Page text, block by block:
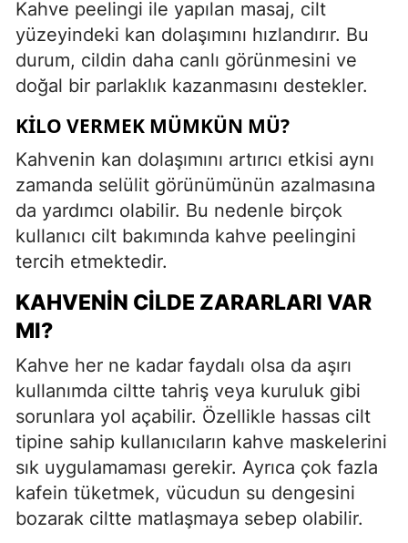
Kahve peelingi ile yapılan masaj, cilt
yüzeyindeki kan dolaşımını hızlandırır. Bu
durum, cildin daha canlı görünmesini ve
doğal bir parlaklık kazanmasını destekler.
KILO VERMEK MÜMKÜN MÜ?
Kahvenin kan dolaşımını artırıcı etkisi aynı
zamanda selülit görünümünün azalmasına
da yardımcı olabilir. Bu nedenle birçok
kullanıcı cilt bakımında kahve peelingini
tercih etmektedir.
KAHVENIN CILDE ZARARLARI VAR
MI?
Kahve her ne kadar faydalı olsa da aşırı
kullanımda ciltte tahriş veya kuruluk gibi
sorunlara yol açabilir. Özellikle hassas cilt
tipine sahip kullanıcıların kahve maskelerini
sık uygulamaması gerekir. Ayrıca çok fazla
kafein tüketmek, vücudun su dengesini
bozarak ciltte matlaşmaya sebep olabilir.